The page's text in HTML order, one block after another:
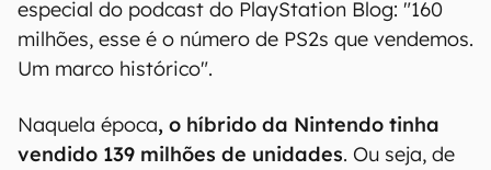
especial do podcast do PlayStation Blog: "160
milhões, esse é o número de PS2s que vendemos.
Um marco histórico".
Naquela época, o híbrido da Nintendo tinha
vendido 139 milhões de unidades. Ou seja, de